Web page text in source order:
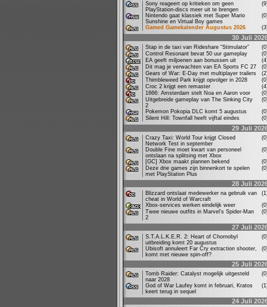
Sony reageert op kritieken om geen
PlayStation-discs meer uit te brengen
Nintendo gaat klassiek met Super Mario
Sunshine en Virtual Boy games
Gamed Gamekalender Augustus 2026
30 Juli
Stap in de taxi van Rideshare “Stimulator”
Control Resonant bevat 50 uur gameplay
EA geeft miljoenen aan bonussen uit
Dit mag je verwachten van EA Sports FC 27
Gears of War: E-Day met multiplayer trailers
Thimbleweed Park krijgt opvolger in 2028
Croc 2 krijgt een remaster
1666: Amsterdam stelt Noa en Aaron voor
Uitgebreide gameplay van The Sinking City
2
Pokemon Pokopia DLC komt 5 augustus
Silent Hill: Townfall heeft vijftal eindes
29 Juli
Crazy Taxi: World Tour krijgt Closed
Network Test in september
Double Fine moet kwart van personeel
ontslaan na splitsing met Xbox
[GC] Xbox maakt plannen bekend
Deze drie games zijn binnenkort te spelen
met PlayStation Plus
28 Juli
Blizzard ontslaat medewerker na gebruik van
cheat in World of Warcraft
Xbox-services werken eindelijk weer
Twee nieuwe outfits in Marvel's Spider-Man
2
27 Juli
S.T.A.L.K.E.R. 2: Heart of Chornobyl
uitbreiding komt 20 augustus
Ubisoft annuleert Far Cry extraction shooter,
komt met nieuwe spin-off?
25 Juli
Tomb Raider: Catalyst mogelijk uitgesteld
naar 2028
God of War Laufey komt in februari, Kratos
keert terug in sequel
24 Juli